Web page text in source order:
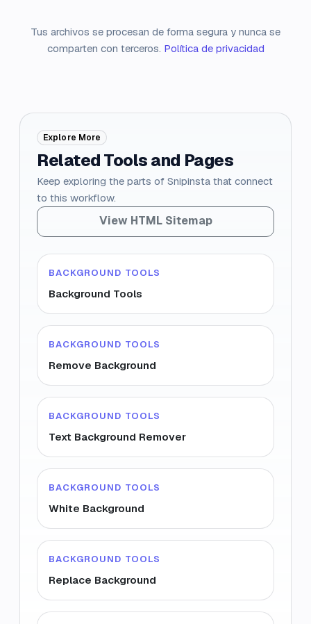
Tus archivos se procesan de forma segura y nunca se
comparten con terceros. Política de privacidad
Explore More
Related Tools and Pages
Keep exploring the parts of Snipinsta that connect
to this workflow.
View HTML Sitemap
BACKGROUND TOOLS
Background Tools
BACKGROUND TOOLS
Remove Background
BACKGROUND TOOLS
Text Background Remover
BACKGROUND TOOLS
White Background
BACKGROUND TOOLS
Replace Background